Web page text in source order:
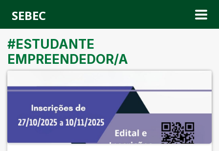
SEBEC
#ESTUDANTE
EMPREENDEDOR/A